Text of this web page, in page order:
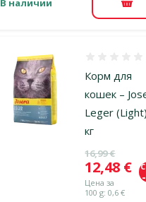
В
Корм для
кошек –
Leger
кг
Исходная
16,99 €
Цена
12,48 €
Цена за
100 g: 0,6 €